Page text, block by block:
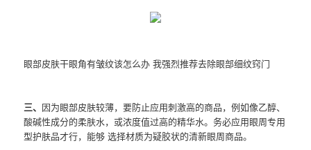
眼部皮肤干眼角有皱纹该怎么办 我强烈推荐去除眼部细纹窍门
三、 因为眼部皮肤较薄，要防止应用刺激高的商品，例如像乙醇、
酸碱性成分的柔肤水，或浓度值过高的精华水。务必应用眼周专用
型护肤品才行，能够 选择材质为疑胶状的清新眼周商品。